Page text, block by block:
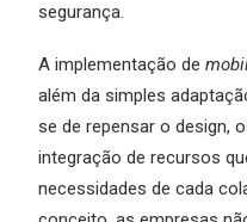
segurança.
A implementação de
além da simples
se de repensar o design,
integração de recursos
necessidades de cada